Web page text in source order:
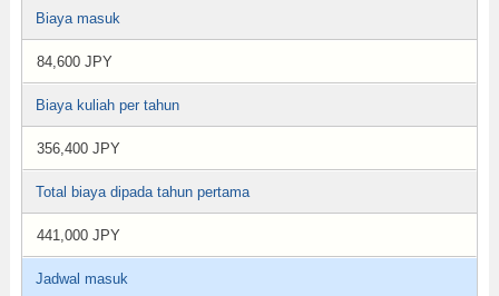
Biaya masuk
84,600 JPY
Biaya kuliah per tahun
356,400 JPY
Total biaya dipada tahun pertama
441,000 JPY
Jadwal masuk